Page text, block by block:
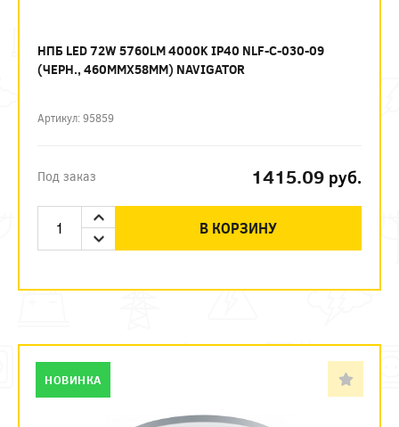
НПБ LED 72W 5760LM 4000K IP40 NLF-C-030-09
(ЧЕРН., 460ММХ58ММ) NAVIGATOR
Артикул: 95859
Под заказ 1415.09 руб.
В КОРЗИНУ
НОВИНКА